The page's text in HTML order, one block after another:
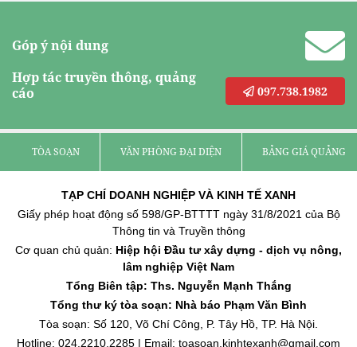
Góp ý nội dung
Hợp tác truyền thông, quảng
cáo
097.738.1982
TÒA SOẠN VĂN PHÒNG ĐẠI DIỆN BẢNG GIÁ QUẢNG
TẠP CHÍ DOANH NGHIỆP VÀ KINH TẾ XANH
Giấy phép hoạt động số 598/GP-BTTTT ngày 31/8/2021 của Bộ
Thông tin và Truyền thông
Cơ quan chủ quản: Hiệp hội Đầu tư xây dựng - dịch vụ nông,
lâm nghiệp Việt Nam
Tổng Biên tập: Ths. Nguyễn Mạnh Thắng
Tổng thư ký tòa soạn: Nhà báo Phạm Văn Bình
Tòa soạn: Số 120, Võ Chí Công, P. Tây Hồ, TP. Hà Nội.
Hotline: 024.2210.2285 | Email: toasoan.kinhtexanh@gmail.com